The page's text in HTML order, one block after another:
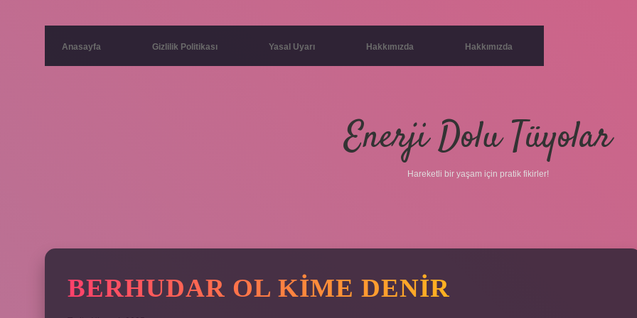
Anasayfa Gizlilik Politikası Yasal Uyarı Hakkımızda Hakkımızda
Enerji Dolu Tüyolar
Hareketli bir yaşam için pratik fikirler!
BERHUDAR OL KIME DENIR